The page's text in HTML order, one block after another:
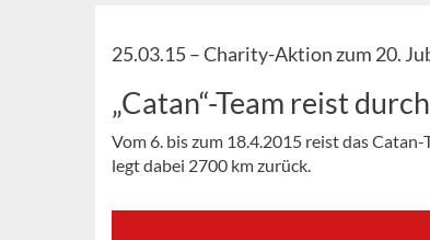
25.03.15 –Charity-Aktion zum 20.
„Catan“-Team reist
Vom 6. bis zum 18.4.2015 reist das
legt dabei 2700 km zurück.